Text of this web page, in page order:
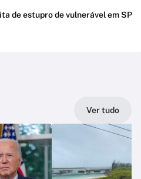
de estupro de vulnerável em SP
Ver tudo